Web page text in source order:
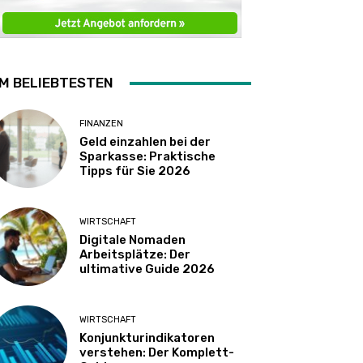
BELIEBTESTEN
FINANZEN
Geld einzahlen bei der
Sparkasse: Praktische
Tipps für Sie 2026
WIRTSCHAFT
Digitale Nomaden
Arbeitsplätze: Der
ultimative Guide 2026
WIRTSCHAFT
Konjunkturindikatoren
verstehen: Der Komplett-